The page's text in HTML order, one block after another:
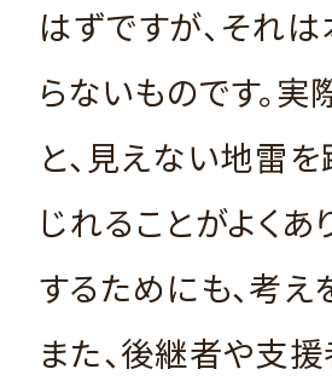
はずですが、それ
らないものです。
と、見えない地雷
じれることがよくあ
するためにも、考え
また、後継者や支